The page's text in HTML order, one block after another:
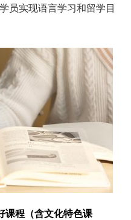
员实现语言学习和留学目
课程（含文化特色课